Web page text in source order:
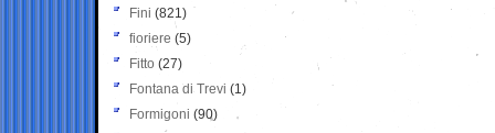
Fini (821)
fioriere (5)
Fitto (27)
Fontana di Trevi (1)
Formigoni (90)